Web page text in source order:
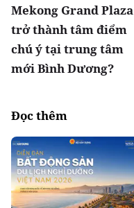
Mekong Grand Plaza
trở thành tâm điểm
chú ý tại trung tâm
mới Bình Dương?
Đọc thêm